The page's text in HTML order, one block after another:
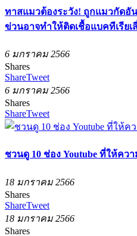
ทาสแมวต้องระวัง! ถูกแมวกัดอั
ข่วนอาจทำให้ติดเชื้อแบคทีเรียเ
6 มกราคม 2566
Shares
ShareTweet
6 มกราคม 2566
Shares
ShareTweet
ชวนดู 10 ช่อง Youtube ที่ให้คว
18 มกราคม 2566
Shares
ShareTweet
18 มกราคม 2566
Shares